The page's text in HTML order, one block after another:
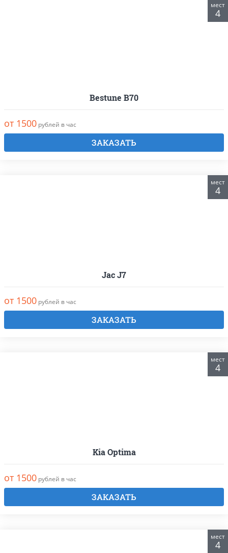
мест
4
Bestune B70
от 1500 рублей в час
ЗАКАЗАТЬ
мест
4
Jac J7
от 1500 рублей в час
ЗАКАЗАТЬ
мест
4
Kia Optima
от 1500 рублей в час
ЗАКАЗАТЬ
мест
4